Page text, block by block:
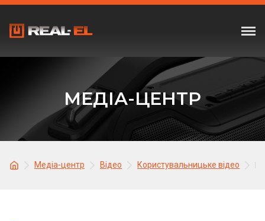
МЕДІА-ЦЕНТР
Медіа-центр Відео Користувальницьке відео